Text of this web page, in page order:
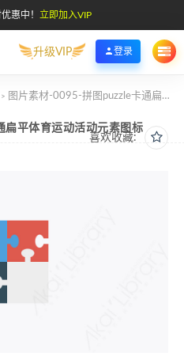
惠中！ 立即加入VIP
升级VIP 登录
> 图片素材-0095-拼图puzzle卡通扁平体育运动活动元素图标
喜欢收藏:
扁平体育运动活动元素图标